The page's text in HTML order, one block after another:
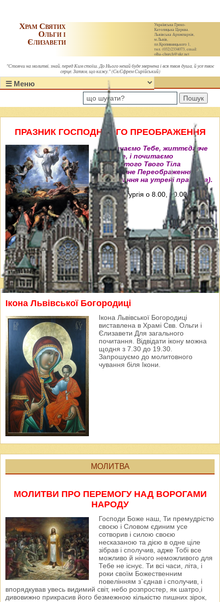
Українська Греко-
Католицька Церква.
Львівська Архиєпархія,
м.Львів,
пл.Кропивницького 1,
тел. (032)2334073, email:
olha-church@ukr.net
Храм Святих
Ольги і
Єлизавети
"Стоячи на молитві, знай, перед Ким стоїш. До Нього нехай буде звернена і вся твоя душа, й усе твоє
серце. Затям, що кажу." (Св.Єфрем Сирійський)
Пошук
ПРАЗНИК ГОСПОДНЬОГО ПРЕОБРАЖЕННЯ
"Величаємо Тебе, життєдавче
Христе, і почитаємо
пречистого Твого Тіла
преславне Переображення"
(Величання на утрені празника).
Свята Літургія о 8.00, 10.00, 12.00 і
18.00
Ікона Львівської Богородиці
Ікона Львівської Богородиці
виставлена в Храмі Свв. Ольги і
Єлизавети Для загального
почитання. Відвідати ікону можна
щодня з 7.30 до 19.30.
Запрошуємо до молитовного
чування біля Ікони.
МОЛИТВА
МОЛИТВИ ПРО ПЕРЕМОГУ НАД ВОРОГАМИ
НАРОДУ
Господи Боже наш, Ти премудрістю
своєю і Словом єдиним усе
сотворив і силою своєю
несказаною та дією в одне ціле
зібрав і сполучив, адже Тобі все
можливо й нічого неможливого для
Тебе не існує. Ти всі часи, літа, і
роки своїм Божественним
повелінням з`єднав і сполучив, і
впорядкував увесь видимий світ, небо розпростер, як шатро,і
дивовижно прикрасив його безмежною кількістю пишних зірок,